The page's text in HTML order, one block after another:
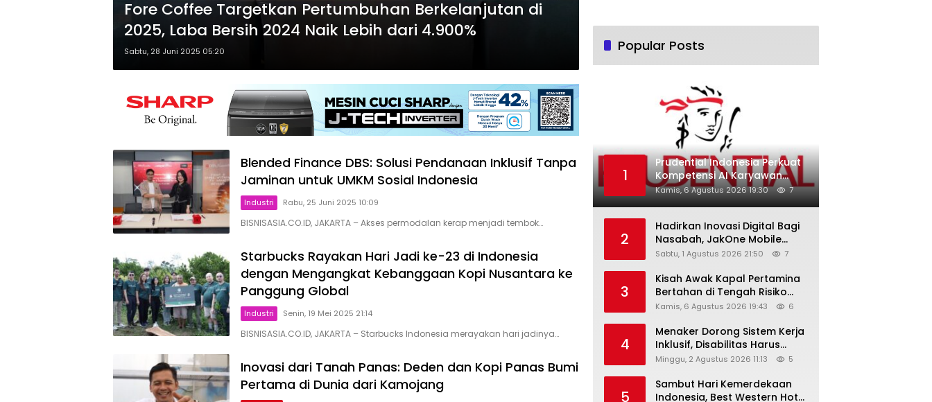
Fore Coffee Targetkan Pertumbuhan Berkelanjutan di
2025, Laba Bersih 2024 Naik Lebih dari 4.900%
Sabtu, 28 Juni 2025 05:20
Blended Finance DBS: Solusi Pendanaan Inklusif Tanpa
Jaminan untuk UMKM Sosial Indonesia
Industri Rabu, 25 Juni 2025 10:09
BISNISASIA.CO.ID, JAKARTA – Akses permodalan kerap menjadi tembok…
Starbucks Rayakan Hari Jadi ke-23 di Indonesia
dengan Mengangkat Kebanggaan Kopi Nusantara ke
Panggung Global
Industri Senin, 19 Mei 2025 21:14
BISNISASIA.CO.ID, JAKARTA – Starbucks Indonesia merayakan hari jadinya…
Inovasi dari Tanah Panas: Deden dan Kopi Panas Bumi
Pertama di Dunia dari Kamojang
Popular Posts
1
Prudential Indonesia Perkuat
Kompetensi AI Karyawan
Lewat AI Week
Kamis, 6 Agustus 2026 19:30 7
2
Hadirkan Inovasi Digital Bagi
Nasabah, JakOne Mobile
Antar Bank Jakarta Sukses
Awards 2026
Sabtu, 1 Agustus 2026 21:50 7
3
Kisah Awak Kapal Pertamina
Bertahan di Tengah Risiko
Pelayaran Selat Hormuz
Kamis, 6 Agustus 2026 19:43 6
4
Menaker Dorong Sistem Kerja
Inklusif, Disabilitas Harus
Dapat Kesempatan Setara
Minggu, 2 Agustus 2026 11:13 5
5
Sambut Hari Kemerdekaan
Indonesia, Best Western Hotel